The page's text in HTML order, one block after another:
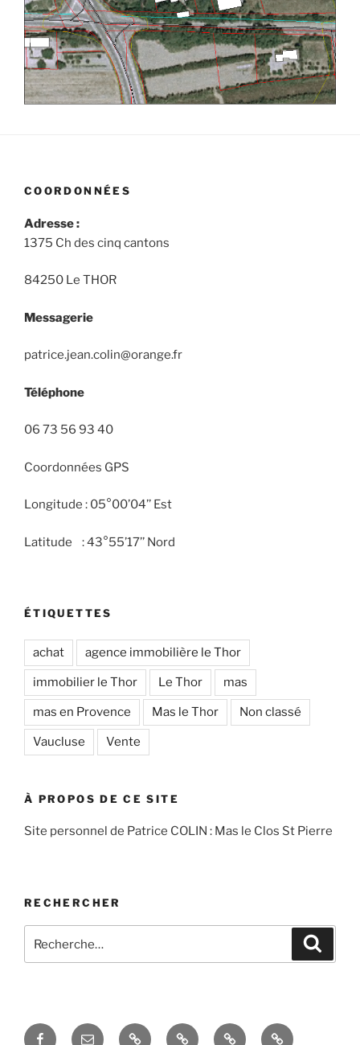
COORDONNÉES
Adresse :
1375 Ch des cinq cantons
84250 Le THOR
Messagerie
patrice.jean.colin@orange.fr
Téléphone
06 73 56 93 40
Coordonnées GPS
Longitude : 05°00’04’’ Est
Latitude : 43°55’17’’ Nord
ÉTIQUETTES
achat agence immobilière le Thor
immobilier le Thor Le Thor mas
mas en Provence Mas le Thor Non classé
Vaucluse Vente
À PROPOS DE CE SITE
Site personnel de Patrice COLIN : Mas le Clos St Pierre
RECHERCHER
pour
FacebookCourriel Accés Hobby La Espace